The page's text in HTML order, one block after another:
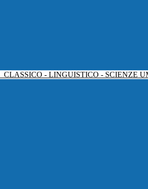
CLASSICO - LINGUISTICO - SCIENZE